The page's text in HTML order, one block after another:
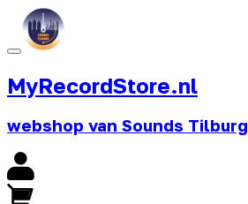
MyRecordStore.nl
webshop van Sounds Tilburg